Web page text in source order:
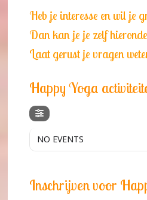
Heb je interesse en wil je
Dan kan je je zelf
Laat gerust je vragen
Happy Yoga
NO EVENTS
Inschrijven voor